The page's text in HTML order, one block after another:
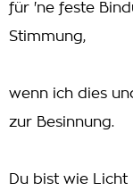
für 'ne feste
Stimmung,
wenn ich dies
zur Besinnung.
Du bist wie Licht